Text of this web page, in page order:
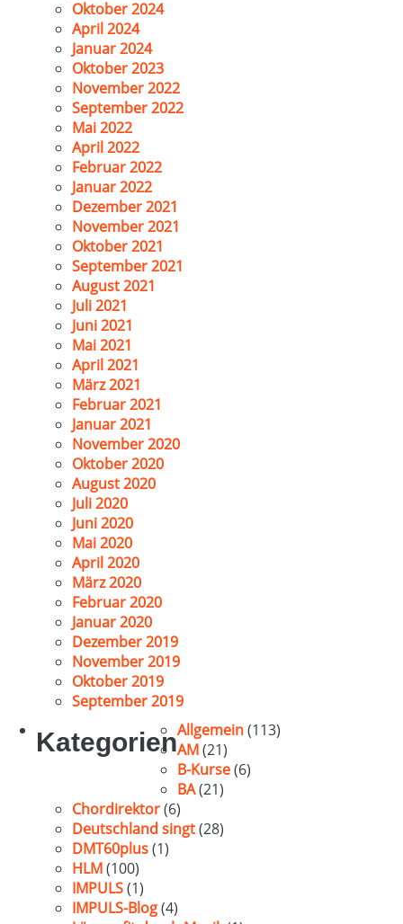
Oktober 2024
April 2024
Januar 2024
Oktober 2023
November 2022
September 2022
Mai 2022
April 2022
Februar 2022
Januar 2022
Dezember 2021
November 2021
Oktober 2021
September 2021
August 2021
Juli 2021
Juni 2021
Mai 2021
April 2021
März 2021
Februar 2021
Januar 2021
November 2020
Oktober 2020
August 2020
Juli 2020
Juni 2020
Mai 2020
April 2020
März 2020
Februar 2020
Januar 2020
Dezember 2019
November 2019
Oktober 2019
September 2019
KategorienAllgemein(113)
AM(21)
B-Kurse(6)
BA(21)
Chordirektor(6)
Deutschland singt(28)
DMT60plus(1)
HLM(100)
IMPULS(1)
IMPULS-Blog(4)